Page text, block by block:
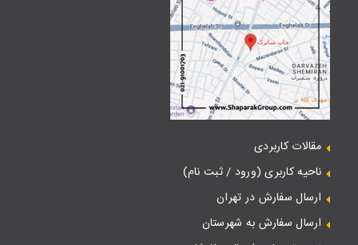
مقالات کاربردی
ناحیه کاربری (ورود / ثبت نام)
ارسال سفارش در تهران
ارسال سفارش به شهرستان